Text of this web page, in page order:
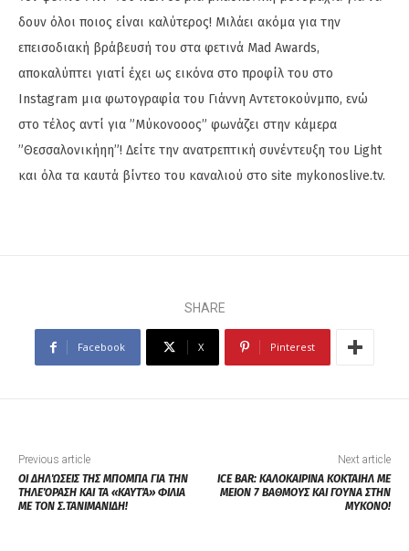
δουν όλοι ποιος είναι καλύτερος! Μιλάει ακόμα για την
επεισοδιακή βράβευσή του στα φετινά Mad Awards,
αποκαλύπτει γιατί έχει ως εικόνα στο προφίλ του στο
Instagram μια φωτογραφία του Γιάννη Αντετοκούνμπο, ενώ
στο τέλος αντί για ”Μύκονοοος” φωνάζει στην κάμερα
”Θεσσαλονικήηη”! Δείτε την ανατρεπτική συνέντευξη του Light
και όλα τα καυτά βίντεο του καναλιού στο site mykonoslive.tv.
SHARE
Facebook X Pinterest
Previous article
ΟΙ ΔΗΛΏΣΕΙΣ ΤΗΣ ΜΠΟΜΠΑ ΓΙΑ ΤΗΝ
ΤΗΛΕΌΡΑΣΗ ΚΑΙ ΤΑ «ΚΑΥΤΆ» ΦΙΛΙΑ
ΜΕ ΤΟΝ Σ.ΤΑΝΙΜΑΝΙΔΗ!
Next article
ICE BAR: ΚΑΛΟΚΑΙΡΙΝΑ ΚΟΚΤΑΙΗΛ ΜΕ
ΜΕΙΟΝ 7 ΒΑΘΜΟΥΣ ΚΑΙ ΓΟΥΝΑ ΣΤΗΝ
ΜΥΚΟΝΟ!